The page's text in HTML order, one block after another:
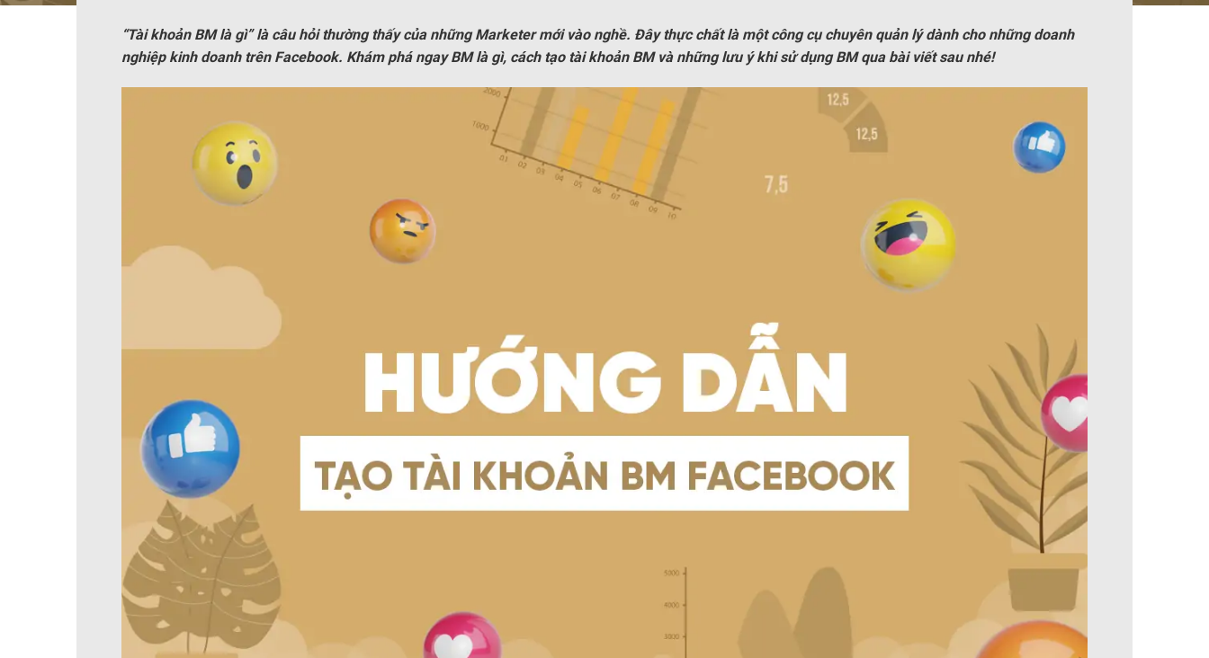
“Tài khoản BM là gì” là câu hỏi thường thấy của những Marketer mới vào nghề. Đây thực chất là một công cụ chuyên quản lý dành cho những doanh
nghiệp kinh doanh trên Facebook. Khám phá ngay BM là gì, cách tạo tài khoản BM và những lưu ý khi sử dụng BM qua bài viết sau nhé!